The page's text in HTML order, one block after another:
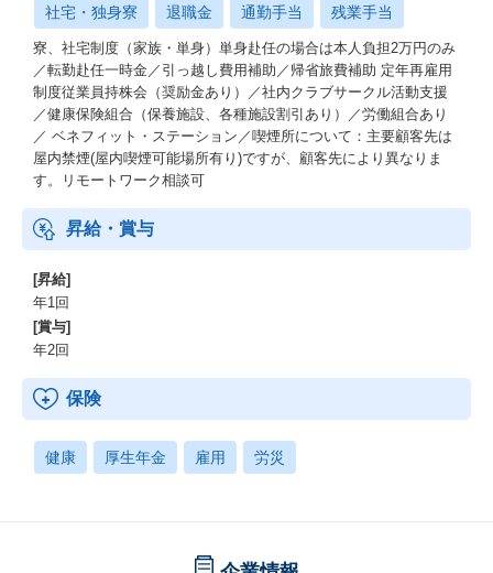
社宅・独身寮 退職金 通勤手当 残業手当
寮、社宅制度（家族・単身）単身赴任の場合は本人負担2万円のみ
／転勤赴任一時金／引っ越し費用補助／帰省旅費補助 定年再雇用
制度従業員持株会（奨励金あり）／社内クラブサークル活動支援
／健康保険組合（保養施設、各種施設割引あり）／労働組合あり
／ ベネフィット・ステーション／喫煙所について：主要顧客先は
屋内禁煙(屋内喫煙可能場所有り)ですが、顧客先により異なりま
す。リモートワーク相談可
昇給・賞与
[昇給]
年1回
[賞与]
年2回
保険
健康 厚生年金 雇用 労災